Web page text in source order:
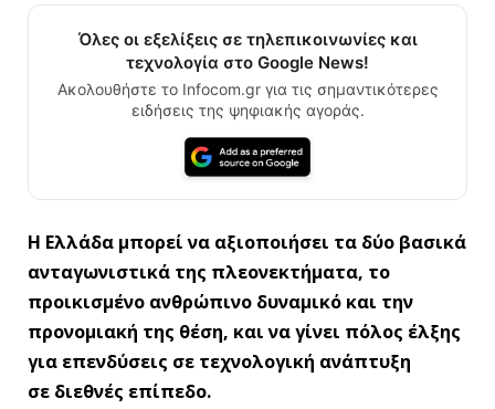
Όλες οι εξελίξεις σε τηλεπικοινωνίες και
τεχνολογία στο Google News!
Ακολουθήστε το Infocom.gr για τις σημαντικότερες
ειδήσεις της ψηφιακής αγοράς.
Η Ελλάδα μπορεί να αξιοποιήσει τα δύο βασικά
ανταγωνιστικά της πλεονεκτήματα, το
προικισμένο ανθρώπινο δυναμικό και την
προνομιακή της θέση, και να γίνει πόλος έλξης
για επενδύσεις σε τεχνολογική ανάπτυξη
σε διεθνές επίπεδο.